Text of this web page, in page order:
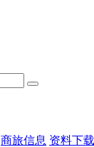
商旅信息 资料下载